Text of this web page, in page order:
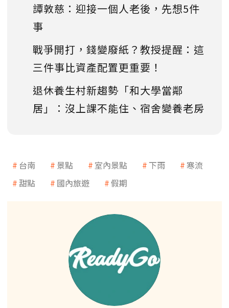
譚敦慈：迎接一個人老後，先想5件
事
戰爭開打，錢變廢紙？教授提醒：這
三件事比資產配置更重要！
退休養生村新趨勢「和大學當鄰
居」：沒上課不能住、宿舍變養老房
台南 景點 室內景點 下雨
寒流
甜點
國內旅遊 假期